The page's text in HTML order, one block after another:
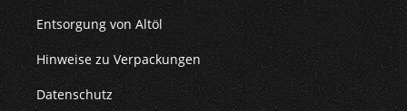
Entsorgung von Altöl
Hinweise zu Verpackungen
Datenschutz